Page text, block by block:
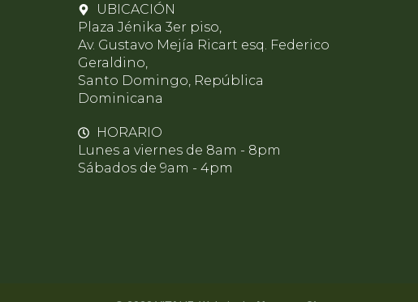
UBICACIÓN
Plaza Jénika 3er piso,
Av. Gustavo Mejía Ricart esq. Federico
Geraldino,
Santo Domingo, República
Dominicana
HORARIO
Lunes a viernes de 8am - 8pm
Sábados de 9am - 4pm